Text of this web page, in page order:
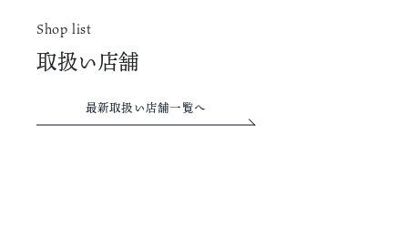
Shop list
取扱い店舗
最新取扱い店舗一覧へ